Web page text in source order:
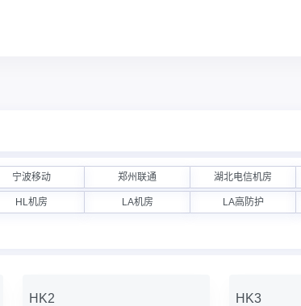
宁波移动 郑州联通 湖北电信机房
HL机房 LA机房 LA高防护
HK2 HK3